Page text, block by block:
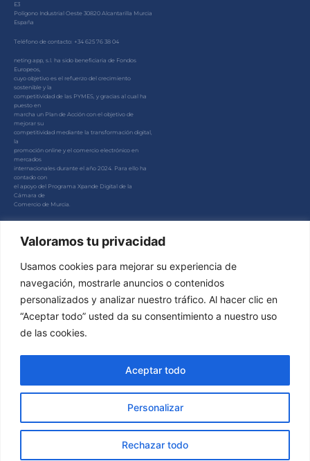
Valoramos tu privacidad
Usamos cookies para mejorar su experiencia de
navegación, mostrarle anuncios o contenidos
personalizados y analizar nuestro tráfico. Al hacer clic en
“Aceptar todo” usted da su consentimiento a nuestro uso
de las cookies.
Personalizar
Rechazar todo
Aceptar todo
E3
Polígono Industrial Oeste 30820 Alcantarilla Murcia
España
Teléfono de contacto: +34 625 76 38 04
neting app, s.l. ha sido beneficiaria de Fondos
Europeos,
cuyo objetivo es el refuerzo del crecimiento
sostenible y la
competitividad de las PYMES, y gracias al cual ha
puesto en
marcha un Plan de Acción con el objetivo de
mejorar su
competitividad mediante la transformación digital,
la
promoción online y el comercio electrónico en
mercados
internacionales durante el año 2024. Para ello ha
contado con
el apoyo del Programa Xpande Digital de la
Cámara de
Comercio de Murcia.
#EuropaSeSiente
UNA MANERA DE HACER EUROPA
POLÍTICA DE COOKIES